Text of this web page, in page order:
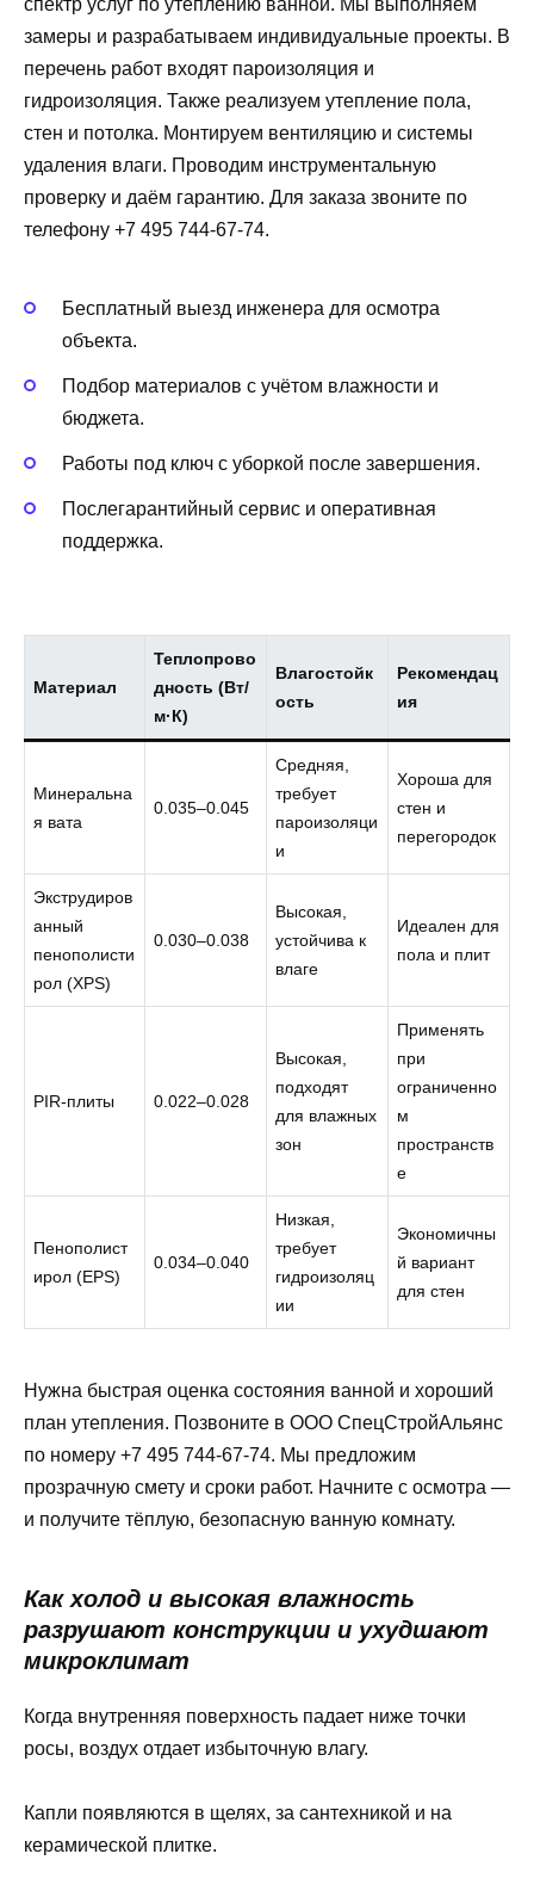
спектр услуг по утеплению ванной. Мы выполняем
замеры и разрабатываем индивидуальные проекты. В
перечень работ входят пароизоляция и
гидроизоляция. Также реализуем утепление пола,
стен и потолка. Монтируем вентиляцию и системы
удаления влаги. Проводим инструментальную
проверку и даём гарантию. Для заказа звоните по
телефону +7 495 744-67-74.
Бесплатный выезд инженера для осмотра
объекта.
Подбор материалов с учётом влажности и
бюджета.
Работы под ключ с уборкой после завершения.
Послегарантийный сервис и оперативная
поддержка.
Материал
Теплопрово
дность (Вт/
м·К)
Влагостойк
ость
Рекомендац
ия
Минеральна
я вата
0.035–0.045
Средняя,
требует
пароизоляци
и
Хороша для
стен и
перегородок
Экструдиров
анный
пенополисти
рол (XPS)
0.030–0.038
Высокая,
устойчива к
влаге
Идеален для
пола и плит
PIR-плиты 0.022–0.028
Высокая,
подходят
для влажных
зон
Применять
при
ограниченно
м
пространств
е
Пенополист
ирол (EPS)
0.034–0.040
Низкая,
требует
гидроизоляц
ии
Экономичны
й вариант
для стен
Нужна быстрая оценка состояния ванной и хороший
план утепления. Позвоните в ООО СпецСтройАльянс
по номеру +7 495 744-67-74. Мы предложим
прозрачную смету и сроки работ. Начните с осмотра —
и получите тёплую, безопасную ванную комнату.
Как холод и высокая влажность
разрушают конструкции и ухудшают
микроклимат
Когда внутренняя поверхность падает ниже точки
росы, воздух отдает избыточную влагу.
Капли появляются в щелях, за сантехникой и на
керамической плитке.